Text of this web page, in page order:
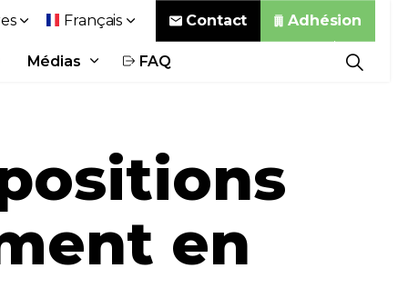
Médias FAQ
Français Contact Adhésion
en